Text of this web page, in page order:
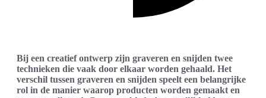
Bij een creatief ontwerp zijn graveren en snijden twee
technieken die vaak door elkaar worden gehaald. Het
verschil tussen graveren en snijden speelt een belangrijke
rol in de manier waarop producten worden gemaakt en